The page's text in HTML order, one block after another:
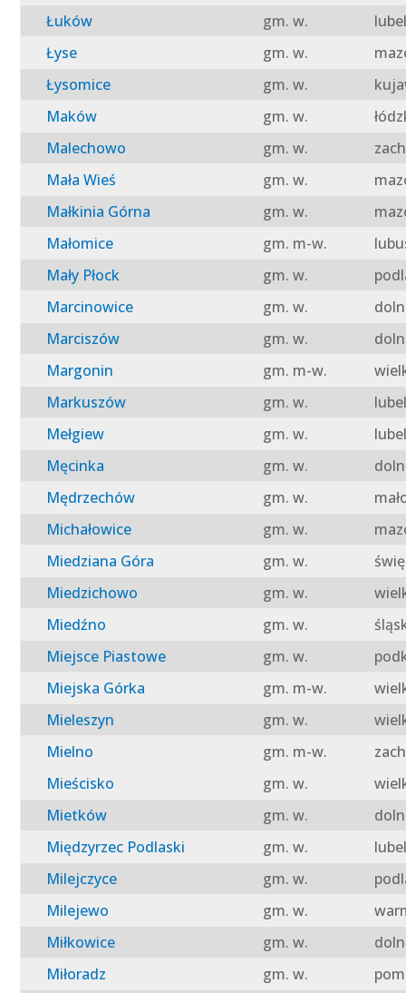
Łuków
gm. w.
Łyse
gm. w.
Łysomice
gm. w.
Maków
gm. w.
Malechowo
gm. w.
Mała Wieś
gm. w.
Małkinia Górna
gm. w.
Małomice
gm. m-w.
Mały Płock
gm. w.
Marcinowice
gm. w.
Marciszów
gm. w.
Margonin
gm. m-w.
Markuszów
gm. w.
Mełgiew
gm. w.
Męcinka
gm. w.
Mędrzechów
gm. w.
Michałowice
gm. w.
Miedziana Góra
gm. w.
Miedzichowo
gm. w.
Miedźno
gm. w.
Miejsce Piastowe
gm. w.
Miejska Górka
gm. m-w.
Mieleszyn
gm. w.
Mielno
gm. m-w.
Mieścisko
gm. w.
Mietków
gm. w.
Międzyrzec Podlaski
gm. w.
Milejczyce
gm. w.
Milejewo
gm. w.
Miłkowice
gm. w.
Miłoradz
gm. w.